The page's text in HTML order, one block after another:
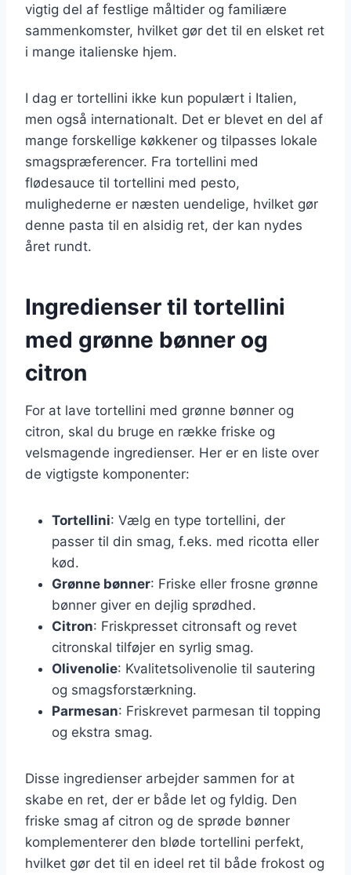
vigtig del af festlige måltider og familiære
sammenkomster, hvilket gør det til en elsket ret
i mange italienske hjem.
I dag er tortellini ikke kun populært i Italien,
men også internationalt. Det er blevet en del af
mange forskellige køkkener og tilpasses lokale
smagspræferencer. Fra tortellini med
flødesauce til tortellini med pesto,
mulighederne er næsten uendelige, hvilket gør
denne pasta til en alsidig ret, der kan nydes
året rundt.
Ingredienser til tortellini
med grønne bønner og
citron
For at lave tortellini med grønne bønner og
citron, skal du bruge en række friske og
velsmagende ingredienser. Her er en liste over
de vigtigste komponenter:
Tortellini: Vælg en type tortellini, der
passer til din smag, f.eks. med ricotta eller
kød.
Grønne bønner: Friske eller frosne grønne
bønner giver en dejlig sprødhed.
Citron: Friskpresset citronsaft og revet
citronskal tilføjer en syrlig smag.
Olivenolie: Kvalitetsolivenolie til sautering
og smagsforstærkning.
Parmesan: Friskrevet parmesan til topping
og ekstra smag.
Disse ingredienser arbejder sammen for at
skabe en ret, der er både let og fyldig. Den
friske smag af citron og de sprøde bønner
komplementerer den bløde tortellini perfekt,
hvilket gør det til en ideel ret til både frokost og